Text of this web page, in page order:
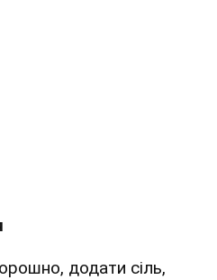
додати сіль,